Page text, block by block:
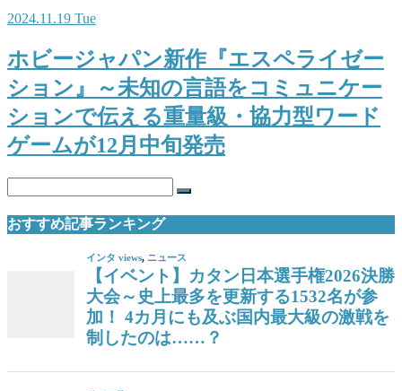
2024.11.19 Tue
ホビージャパン新作『エスペライゼー
ション』～未知の言語をコミュニケー
ションで伝える重量級・協力型ワード
ゲームが12月中旬発売
おすすめ記事ランキング
インタ views, ニュース
【イベント】カタン日本選手権2026決勝
大会～史上最多を更新する1532名が参
加！ 4カ月にも及ぶ国内最大級の激戦を
制したのは……？